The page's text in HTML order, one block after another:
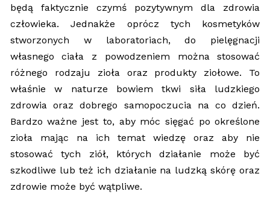
będą faktycznie czymś pozytywnym dla zdrowia
człowieka. Jednakże oprócz tych kosmetyków
stworzonych w laboratoriach, do pielęgnacji
własnego ciała z powodzeniem można stosować
różnego rodzaju zioła oraz produkty ziołowe. To
właśnie w naturze bowiem tkwi siła ludzkiego
zdrowia oraz dobrego samopoczucia na co dzień.
Bardzo ważne jest to, aby móc sięgać po określone
zioła mając na ich temat wiedzę oraz aby nie
stosować tych ziół, których działanie może być
szkodliwe lub też ich działanie na ludzką skórę oraz
zdrowie może być wątpliwe.